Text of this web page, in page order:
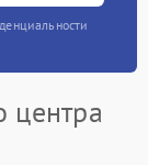
центра